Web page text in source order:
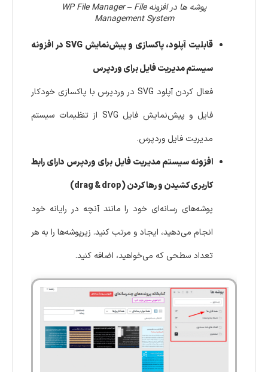
پوشه ها در افزونه WP File Manager – File
Management System
قابلیت آپلود، پاکسازی و پیش‌نمایش SVG در افزونه
سیستم مدیریت فایل برای وردپرس
فعال کردن آپلود SVG در وردپرس با پاکسازی خودکار
فایل و پیش‌نمایش فایل SVG از تنظیمات سیستم
مدیریت فایل وردپرس.
افزونه سیستم مدیریت فایل برای وردپرس دارای رابط
کاربری کشیدن و رها کردن (drag & drop)
پوشه‌های رسانه‌ای خود را مانند آنچه در رایانه خود
انجام می‌دهید، ایجاد و مرتب کنید. زیرپوشه‌ها را به هر
تعداد سطحی که می‌خواهید، اضافه کنید.